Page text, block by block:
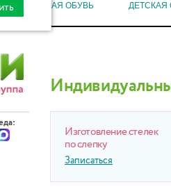
ОБУВЬ ДЕТСКАЯ
Изготовление стелек
по слепку
Записаться